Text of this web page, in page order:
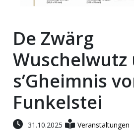
Veranstaltungen
Stellen
E-
Paper
App
De Zwärg
Wuschelwutz
s’Gheimnis
Funkelstei
31.10.2025 Veranstaltungen